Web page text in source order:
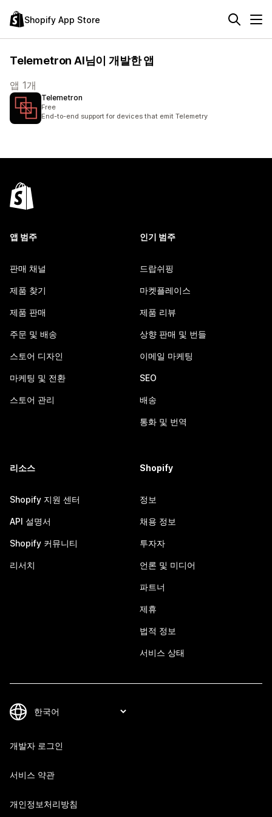
Shopify App Store
Telemetron AI님이 개발한 앱
앱 1개
Telemetron
Free
End-to-end support for devices that emit Telemetry
앱 범주
판매 채널
제품 찾기
제품 판매
주문 및 배송
스토어 디자인
마케팅 및 전환
스토어 관리
인기 범주
드랍쉬핑
마켓플레이스
제품 리뷰
상향 판매 및 번들
이메일 마케팅
SEO
배송
통화 및 번역
리소스
Shopify 지원 센터
API 설명서
Shopify 커뮤니티
리서치
Shopify
정보
채용 정보
투자자
언론 및 미디어
파트너
제휴
법적 정보
서비스 상태
개발자 로그인
서비스 약관
개인정보처리방침